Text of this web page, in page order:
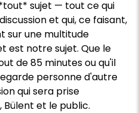
sujet — tout ce qui
et qui, ce faisant,
sur une multitude
est notre sujet. Que le
de 85 minutes ou qu'il
personne d'autre
qui sera prise
et le public.